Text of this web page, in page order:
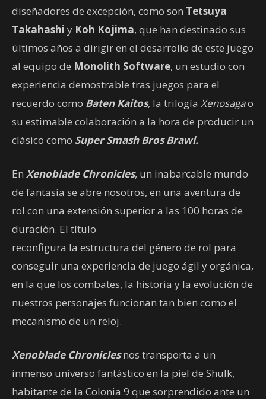
diseñadores de excepción, como son Tetsuya
Takahashi y Koh Kojima, que han destinado sus
últimos años a dirigir en el desarrollo de este juego
al equipo de Monolith Software, un estudio con
experiencia demostrable tras juegos para el
recuerdo como Baten Kaitos, la trilogía Xenosagao
su estimable colaboración a la hora de producir un
clásico como Super Smash Bros Brawl.
En Xenoblade Chronicles, un inabarcable mundo
de fantasía se abre nosotros, en una aventura de
rol con una extensión superior a las 100 horas de
duración. El título
reconfigura la estructura del género de rol para
conseguir una experiencia de juego ágil y orgánica,
en la que los combates, la historia y la evolución de
nuestros personajes funcionan tan bien como el
mecanismo de un reloj.
Xenoblade Chroniclesnos transporta a un
inmenso universo fantástico en la piel de Shulk,
habitante de la Colonia 9 que sorprendido ante un